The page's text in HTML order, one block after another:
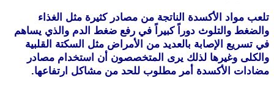
تلعب مواد الأكسدة الناتجة من مصادر كثيرة مثل الغذاء
والضغط والتلوث دوراً كبيراً في رفع ضغط الدم والذي يساهم
في تسريع الإصابة بالعديد من الأمراض مثل السكتة القلبية
والكلى وغيرها لذلك يرى المتخصصون أن استخدام مصادر
مضادات الأكسدة أمر مطلوب للحد من مشاكل ارتفاعها.